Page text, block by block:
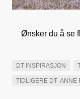
Ønsker du å se
DT INSPIRASJON
TIDLIGERE DT- ANNE